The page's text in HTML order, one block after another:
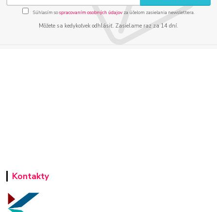
Súhlasím sospracovaním osobných údajov za účelom zasielania newslettera.
Môžete sa kedykoľvek odhlásiť. Zasielame raz za 14 dní.
Kontakty